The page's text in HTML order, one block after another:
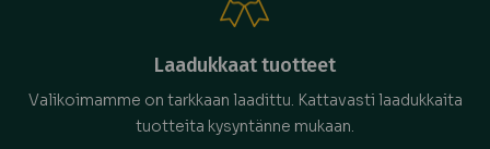
Laadukkaat tuotteet
Valikoimamme on tarkkaan laadittu. Kattavasti laadukkaita
tuotteita kysyntänne mukaan.